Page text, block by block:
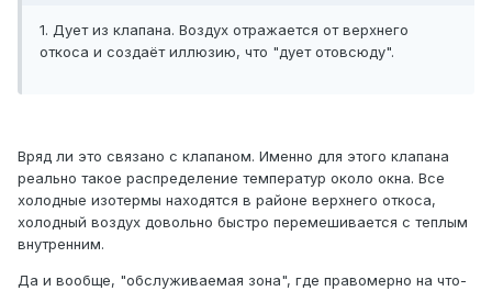
1. Дует из клапана. Воздух отражается от верхнего
откоса и создаёт иллюзию, что "дует отовсюду".
Вряд ли это связано с клапаном. Именно для этого клапана
реально такое распределение температур около окна. Все
холодные изотермы находятся в районе верхнего откоса,
холодный воздух довольно быстро перемешивается с теплым
внутренним.
Да и вообще, "обслуживаемая зона", где правомерно на что-